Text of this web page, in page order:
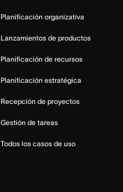
Planificación organizativa
Lanzamientos de productos
Planificación de recursos
Planificación estratégica
Recepción de proyectos
Gestión de tareas
Todos los casos de uso